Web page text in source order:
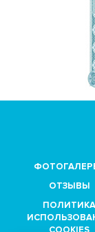
ОТЗЫВЫ
ПОЛИТИКА
COOKIES